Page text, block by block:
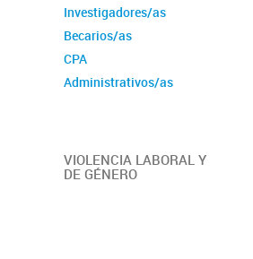
Investigadores/as
Becarios/as
CPA
Administrativos/as
VIOLENCIA LABORAL Y
DE GÉNERO